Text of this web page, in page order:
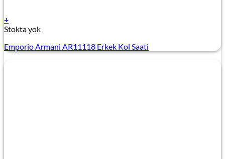
+
Stokta yok
Emporio Armani AR11118 Erkek Kol Saati